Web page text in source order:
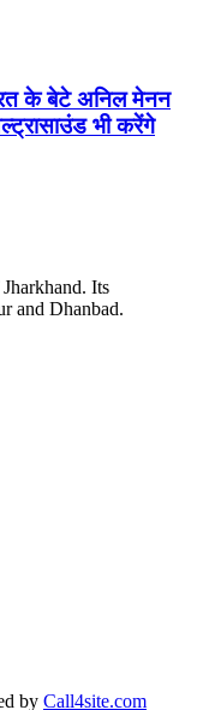
के बेटे अनिल मेनन
भी करेंगे
Its
and Dhanbad.
by Call4site.com